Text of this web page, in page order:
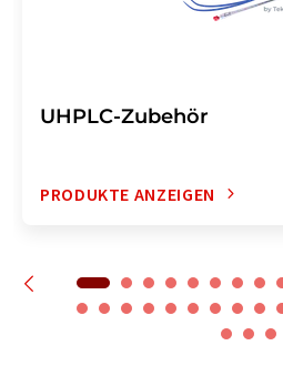
UHPLC-Zubehör
PRODUKTE ANZEIGEN